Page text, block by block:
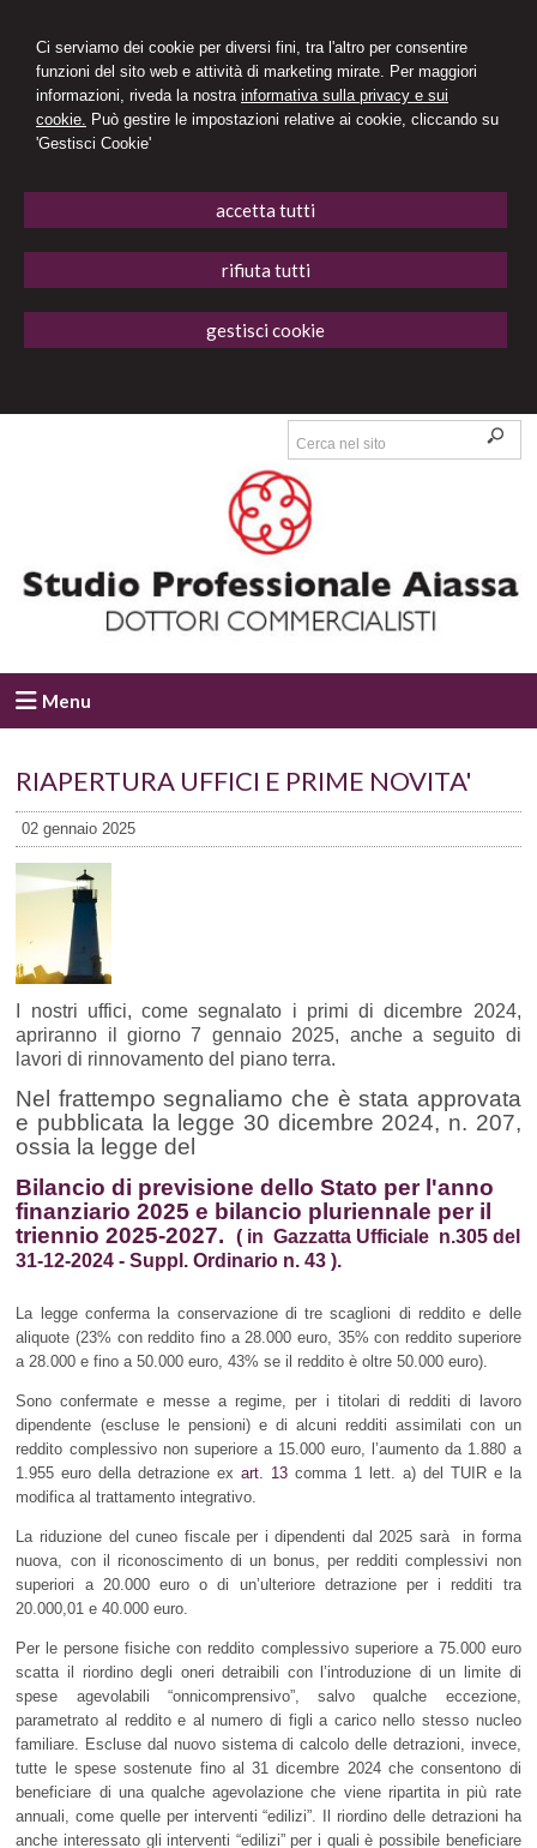
Ci serviamo dei cookie per diversi fini, tra l'altro per consentire
funzioni del sito web e attività di marketing mirate. Per maggiori
informazioni, riveda la nostra informativa sulla privacy e sui
cookie. Può gestire le impostazioni relative ai cookie, cliccando su
'Gestisci Cookie'
accetta tutti
rifiuta tutti
gestisci cookie
Menu
RIAPERTURA UFFICI E PRIME NOVITA'
02 gennaio 2025
I nostri uffici, come segnalato i primi di dicembre 2024,
apriranno il giorno 7 gennaio 2025, anche a seguito di
lavori di rinnovamento del piano terra.
Nel frattempo segnaliamo che è stata approvata
e pubblicata la legge 30 dicembre 2024, n. 207,
ossia la legge del
Bilancio di previsione dello Stato per l'anno
finanziario 2025 e bilancio pluriennale per il
triennio 2025-2027.( in Gazzatta Ufficiale n.305 del
31-12-2024 - Suppl. Ordinario n. 43 ).
La legge conferma la conservazione di tre scaglioni di reddito e delle
aliquote (23% con reddito fino a 28.000 euro, 35% con reddito superiore
a 28.000 e fino a 50.000 euro, 43% se il reddito è oltre 50.000 euro).
Sono confermate e messe a regime, per i titolari di redditi di lavoro
dipendente (escluse le pensioni) e di alcuni redditi assimilati con un
reddito complessivo non superiore a 15.000 euro, l’aumento da 1.880 a
1.955 euro della detrazione exart. 13 comma 1 lett. a) del TUIR e la
modifica al trattamento integrativo.
La riduzione del cuneo fiscale per i dipendenti dal 2025 sarà in forma
nuova, con il riconoscimento di un bonus, per redditi complessivi non
superiori a 20.000 euro o di un’ulteriore detrazione per i redditi tra
20.000,01 e 40.000 euro.
Per le persone fisiche con reddito complessivo superiore a 75.000 euro
scatta il riordino degli oneri detraibili con l’introduzione di un limite di
spese agevolabili “onnicomprensivo”, salvo qualche eccezione,
parametrato al reddito e al numero di figli a carico nello stesso nucleo
familiare. Escluse dal nuovo sistema di calcolo delle detrazioni, invece,
tutte le spese sostenute fino al 31 dicembre 2024 che consentono di
beneficiare di una qualche agevolazione che viene ripartita in più rate
annuali, come quelle per interventi “edilizi”. Il riordino delle detrazioni ha
anche interessato gli interventi “edilizi” per i quali è possibile beneficiare